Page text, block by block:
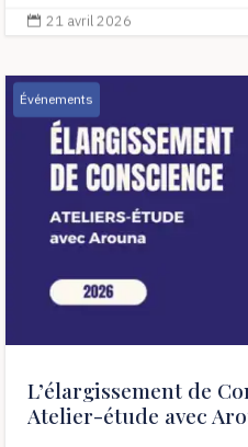
 21 avril 2026
Événements
L’élargissement de
Atelier-étude avec